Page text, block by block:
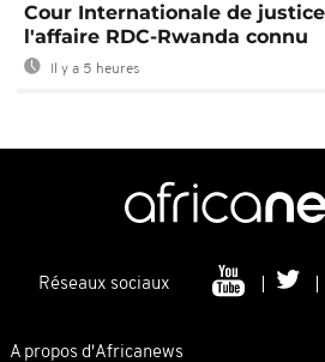
Cour Internationale de
l'affaire RDC-Rwanda connu
Il y a 5 heures
Réseaux sociaux
A propos d'Africanews